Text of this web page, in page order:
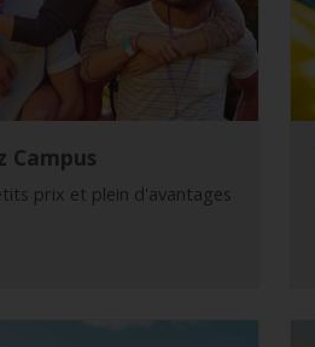
Campus
prix et plein d'avantages